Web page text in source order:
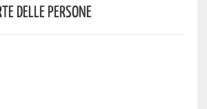
Delle Persone